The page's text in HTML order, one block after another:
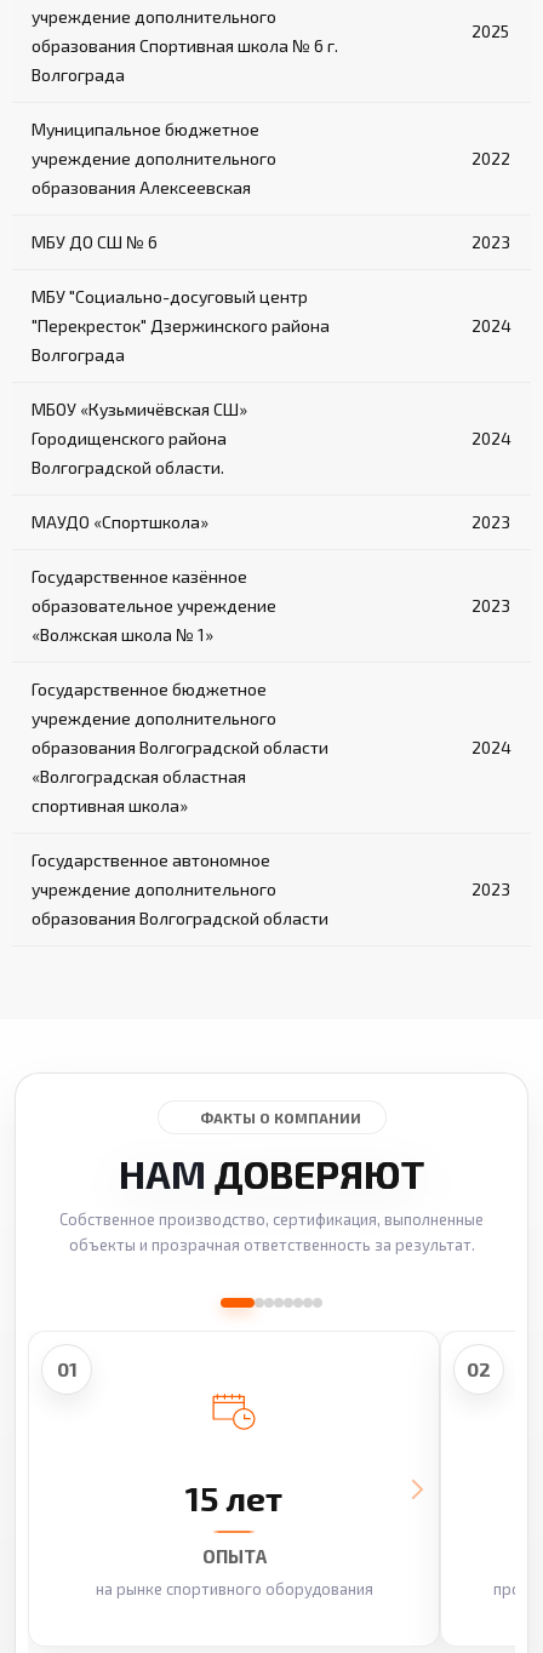
учреждение дополнительного
образования Спортивная школа № 6 г.
Волгограда
2025
Муниципальное бюджетное
учреждение дополнительного
образования Алексеевская
2022
МБУ ДО СШ № 6 2023
МБУ "Социально-досуговый центр
"Перекресток" Дзержинского района
Волгограда
2024
МБОУ «Кузьмичёвская СШ»
Городищенского района
Волгоградской области.
2024
МАУДО «Спортшкола» 2023
Государственное казённое
образовательное учреждение
«Волжская школа № 1»
2023
Государственное бюджетное
учреждение дополнительного
образования Волгоградской области
«Волгоградская областная
спортивная школа»
2024
Государственное автономное
учреждение дополнительного
образования Волгоградской области
2023
ФАКТЫ О КОМПАНИИ
НАМ ДОВЕРЯЮТ
Собственное производство, сертификация, выполненные
объекты и прозрачная ответственность за результат.
01
15 лет
ОПЫТА
на рынке спортивного оборудования
02